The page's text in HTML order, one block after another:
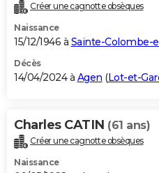
Créer une cagnotte obsèques
Naissance
15/12/1946 à Sainte-Colombe-
Décès
14/04/2024 à Agen (Lot-et-
Charles CATIN (61 ans)
Créer une cagnotte obsèques
Naissance